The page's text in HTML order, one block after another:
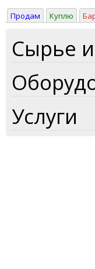
Продам Куплю
Сырье
Услуги